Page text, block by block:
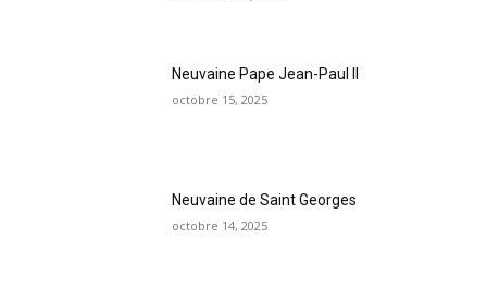
Neuvaine Pape Jean-Paul II
octobre 15, 2025
Neuvaine de Saint Georges
octobre 14, 2025